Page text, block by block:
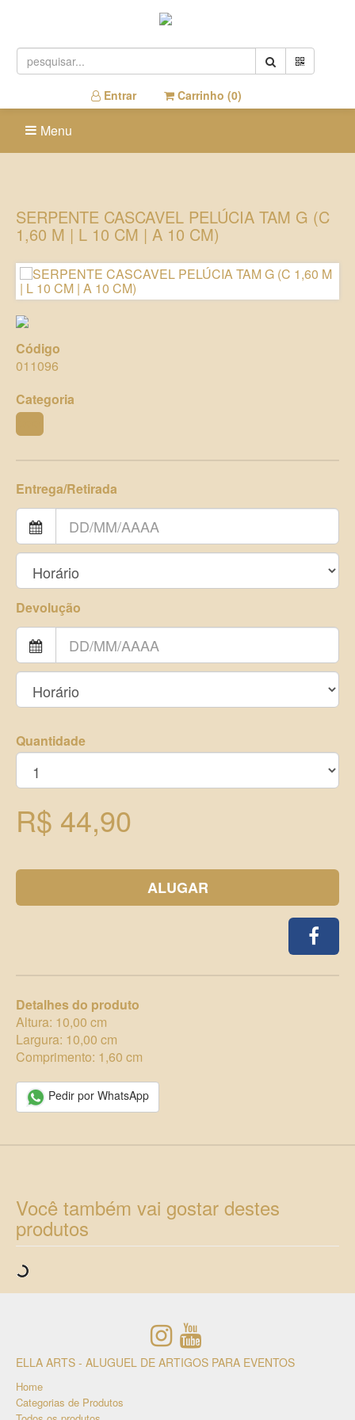
Entrar Carrinho (0)
Menu
SERPENTE CASCAVEL PELÚCIA TAM G (C
1,60 M | L 10 CM | A 10 CM)
Código
011096
Categoria
Entrega/Retirada
Devolução
Quantidade
R$ 44,90
ALUGAR
Detalhes do produto
Altura: 10,00 cm
Largura: 10,00 cm
Comprimento: 1,60 cm
Pedir por WhatsApp
Você também vai gostar destes
produtos
ELLA ARTS - ALUGUEL DE ARTIGOS PARA EVENTOS
Home
Categorias de Produtos